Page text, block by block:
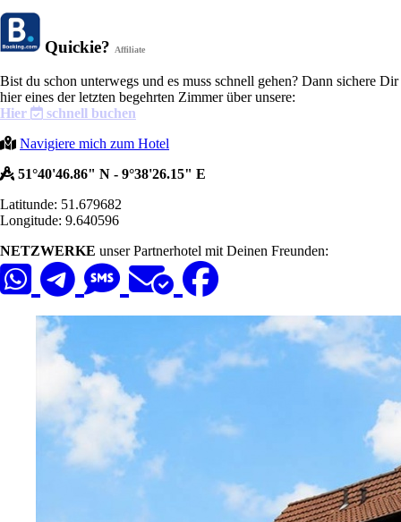
Quickie? Affiliate
Bist du schon unterwegs und es muss schnell gehen? Dann sichere Dir
hier eines der letzten begehrten Zimmer über unsere:
Hier
schnell buchen
Navigiere mich zum Hotel
51°40'46.86" N - 9°38'26.15" E
Latitunde: 51.679682
Longitude: 9.640596
NETZWERKE unser Partnerhotel mit Deinen Freunden: